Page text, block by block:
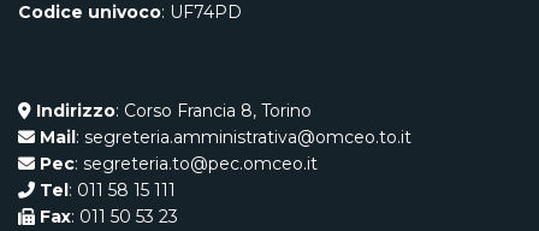
Codice univoco: UF74PD
Indirizzo: Corso Francia 8, Torino
Mail: segreteria.amministrativa@omceo.to.it
Pec: segreteria.to@pec.omceo.it
Tel: 011 58 15 111
Fax: 011 50 53 23